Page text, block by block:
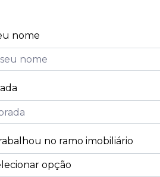
nome
no ramo imobiliário